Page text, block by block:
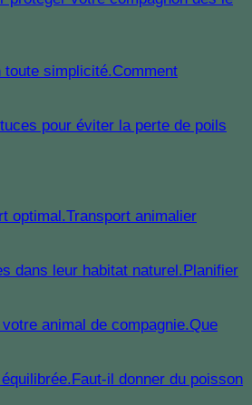
Comment
pour éviter la perte de poils
Transport animalier
Planifier
Que
Faut-il donner du poisson